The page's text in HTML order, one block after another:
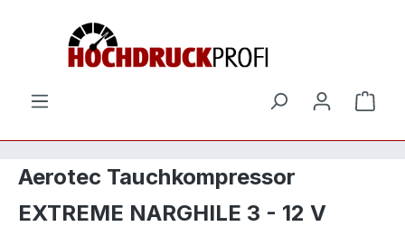
Zum Hauptinhalt springen
Aerotec Tauchkompressor
EXTREME NARGHILE 3 - 12 V